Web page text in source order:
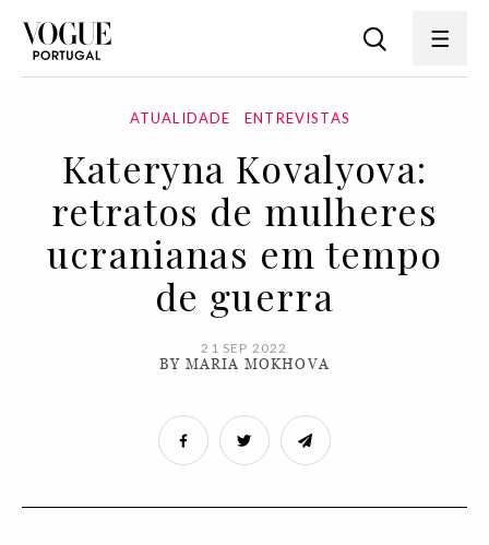
ATUALIDADE ENTREVISTAS
Kateryna Kovalyova:
retratos de mulheres
ucranianas em tempo
de guerra
21 SEP 2022
BY MARIA MOKHOVA